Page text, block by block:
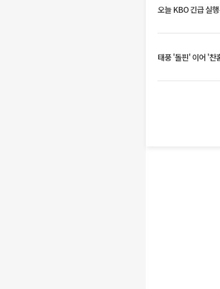
오늘 KBO 긴급 실
태풍 '돌핀' 이어 '